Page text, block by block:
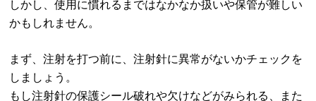
しかし、使用に慣れるまではなかなか扱いや保管が難しい
かもしれません。
まず、注射を打つ前に、注射針に異常がないかチェックを
しましょう。
もし注射針の保護シール破れや欠けなどがみられる、また